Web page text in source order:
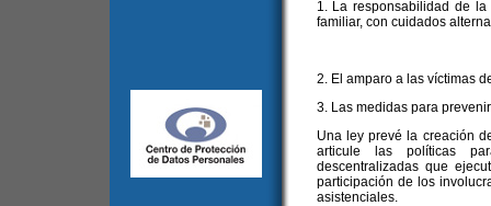
1. La responsabilidad de
familiar, con cuidados
2. El amparo a las víctimas
3. Las medidas para
Una ley prevé la creación
articule las políticas
descentralizadas que
participación de los
asistenciales.